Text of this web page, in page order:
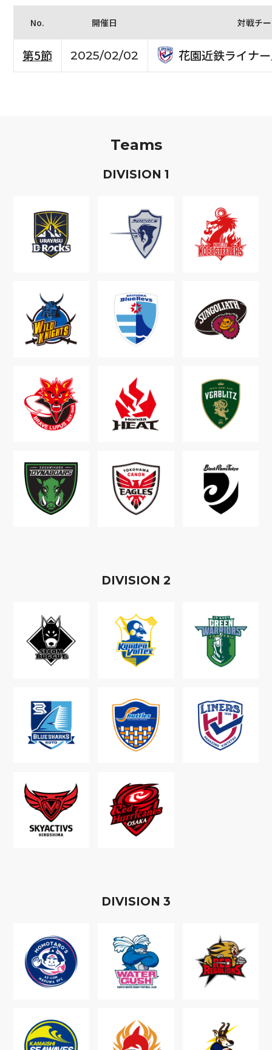
No. 開催日 対戦チ
第5節 2025/02/02 花園近鉄ライナ
Teams
DIVISION 1
DIVISION 2
DIVISION 3